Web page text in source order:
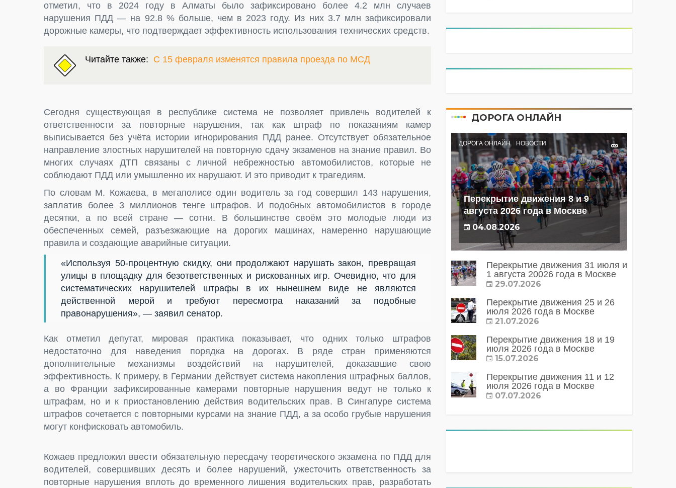
отметил, что в 2024 году в Алматы было зафиксировано более 4.2 млн случаев
нарушения ПДД — на 92.8 % больше, чем в 2023 году. Из них 3.7 млн зафиксировали
дорожные камеры, что подтверждает эффективность использования технических средств.
Читайте также: С 15 февраля изменятся правила проезда по МСД
Сегодня существующая в республике система не позволяет привлечь водителей к
ответственности за повторные нарушения, так как штраф по показаниям камер
выписывается без учёта истории игнорирования ПДД ранее. Отсутствует обязательное
направление злостных нарушителей на повторную сдачу экзаменов на знание правил. Во
многих случаях ДТП связаны с личной небрежностью автомобилистов, которые не
соблюдают ПДД или умышленно их нарушают. И это приводит к трагедиям.
По словам М. Кожаева, в мегаполисе один водитель за год совершил 143 нарушения,
заплатив более 3 миллионов тенге штрафов. И подобных автомобилистов в городе
десятки, а по всей стране — сотни. В большинстве своём это молодые люди из
обеспеченных семей, разъезжающие на дорогих машинах, намеренно нарушающие
правила и создающие аварийные ситуации.
«Используя 50-процентную скидку, они продолжают нарушать закон, превращая
улицы в площадку для безответственных и рискованных игр. Очевидно, что для
систематических нарушителей штрафы в их нынешнем виде не являются
действенной мерой и требуют пересмотра наказаний за подобные
правонарушения», — заявил сенатор.
Как отметил депутат, мировая практика показывает, что одних только штрафов
недостаточно для наведения порядка на дорогах. В ряде стран применяются
дополнительные механизмы воздействий на нарушителей, доказавшие свою
эффективность. К примеру, в Германии действует система накопления штрафных баллов,
а во Франции зафиксированные камерами повторные нарушения ведут не только к
штрафам, но и к приостановлению действия водительских прав. В Сингапуре система
штрафов сочетается с повторными курсами на знание ПДД, а за особо грубые нарушения
могут конфисковать автомобиль.
Кожаев предложил ввести обязательную пересдачу теоретического экзамена по ПДД для
водителей, совершивших десять и более нарушений, ужесточить ответственность за
повторные нарушения вплоть до временного лишения водительских прав, разработать
ДОРОГА ОНЛАЙН
ДОРОГА ОНЛАЙН НОВОСТИ
Перекрытие движения 8 и 9
августа 2026 года в Москве
04.08.2026
Перекрытие движения 31 июля и
1 августа 20026 года в Москве
29.07.2026
Перекрытие движения 25 и 26
июля 2026 года в Москве
21.07.2026
Перекрытие движения 18 и 19
июля 2026 года в Москве
15.07.2026
Перекрытие движения 11 и 12
июля 2026 года в Москве
07.07.2026